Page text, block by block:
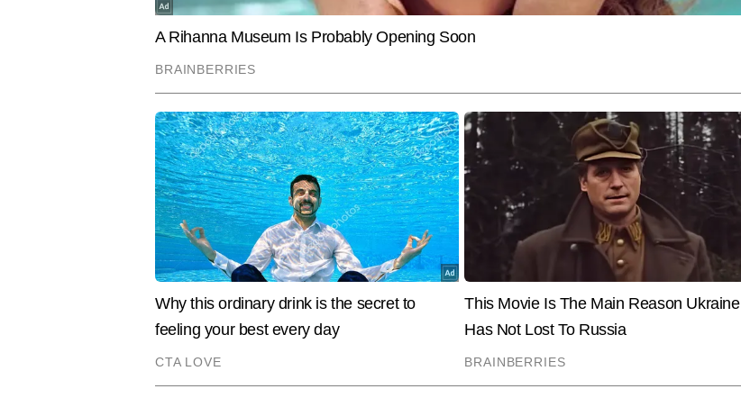
का अनुभव रखने वाले मोनू वायरल कंटेंट, ऑफबीट खबरों और सोशल मीडिया ट्रेंड्स को पहचानने में बेहद दक्ष हैं।
तलाशने और कहानियों को आकर्षक अंदाज में प्रस्तुत करने की उनकी क्षमता उन्हें डिजिटल कंटेंट स्पेस में अलग पहचान
मोनू कुमार 4,000 से अधिक स्टोरीज लिख चुके हैं, जिनमें कई वायरल रिपोर्ट्स, ट्रेंड-बेस्ड अपडेट्स और सोशल
End of Article